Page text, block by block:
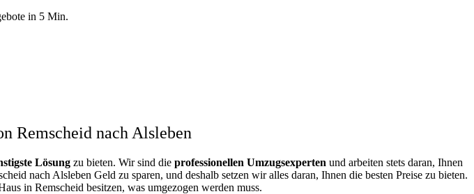
in 5 Min.
Remscheid nach Alsleben
Lösungzu bieten. Wir sind die professionellen Umzugsexperten und arbeiten stets daran, Ihnen
nach Alsleben Geld zu sparen, und deshalb setzen wir alles daran, Ihnen die besten Preise zu bieten.
in Remscheid besitzen, was umgezogen werden muss.